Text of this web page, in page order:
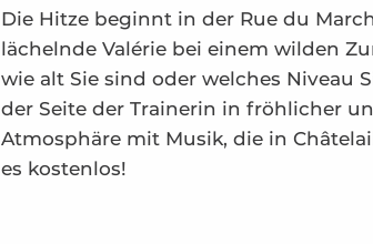
Die Hitze beginnt in der Rue du
lächelnde Valérie bei einem wilden
wie alt Sie sind oder welches Niveau
der Seite der Trainerin in fröhlicher
Atmosphäre mit Musik, die in
es kostenlos!